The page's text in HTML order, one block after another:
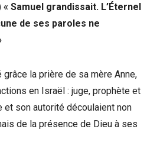
« Samuel grandissait. L’Éternel
de ses paroles ne
grâce la prière de sa mère Anne,
en Israël : juge, prophète et
et son autorité découlaient non
de la présence de Dieu à ses